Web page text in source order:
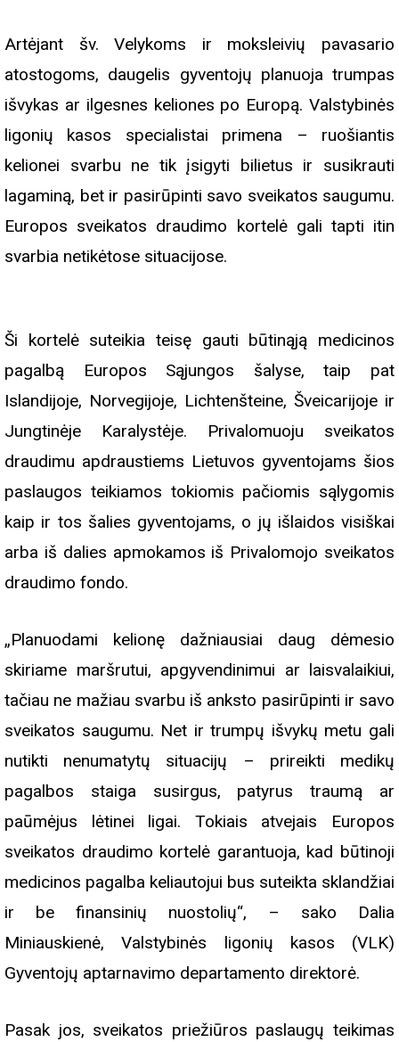
Artėjant šv. Velykoms ir moksleivių pavasario
atostogoms, daugelis gyventojų planuoja trumpas
išvykas ar ilgesnes keliones po Europą. Valstybinės
ligonių kasos specialistai primena – ruošiantis
kelionei svarbu ne tik įsigyti bilietus ir susikrauti
lagaminą, bet ir pasirūpinti savo sveikatos saugumu.
Europos sveikatos draudimo kortelė gali tapti itin
svarbia netikėtose situacijose.
Ši kortelė suteikia teisę gauti būtinąją medicinos
pagalbą Europos Sąjungos šalyse, taip pat
Islandijoje, Norvegijoje, Lichtenšteine, Šveicarijoje ir
Jungtinėje Karalystėje. Privalomuoju sveikatos
draudimu apdraustiems Lietuvos gyventojams šios
paslaugos teikiamos tokiomis pačiomis sąlygomis
kaip ir tos šalies gyventojams, o jų išlaidos visiškai
arba iš dalies apmokamos iš Privalomojo sveikatos
draudimo fondo.
„Planuodami kelionę dažniausiai daug dėmesio
skiriame maršrutui, apgyvendinimui ar laisvalaikiui,
tačiau ne mažiau svarbu iš anksto pasirūpinti ir savo
sveikatos saugumu. Net ir trumpų išvykų metu gali
nutikti nenumatytų situacijų – prireikti medikų
pagalbos staiga susirgus, patyrus traumą ar
paūmėjus lėtinei ligai. Tokiais atvejais Europos
sveikatos draudimo kortelė garantuoja, kad būtinoji
medicinos pagalba keliautojui bus suteikta sklandžiai
ir be finansinių nuostolių“, – sako Dalia
Miniauskienė, Valstybinės ligonių kasos (VLK)
Gyventojų aptarnavimo departamento direktorė.
Pasak jos, sveikatos priežiūros paslaugų teikimas